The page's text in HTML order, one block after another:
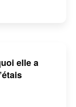
elle a